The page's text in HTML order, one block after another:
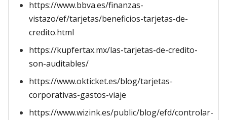
https://www.bbva.es/finanzas-
vistazo/ef/tarjetas/beneficios-tarjetas-de-
credito.html
https://kupfertax.mx/las-tarjetas-de-credito-
son-auditables/
https://www.okticket.es/blog/tarjetas-
corporativas-gastos-viaje
https://www.wizink.es/public/blog/efd/controlar-